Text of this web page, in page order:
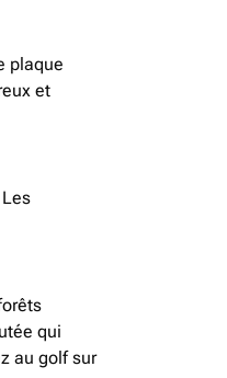
plaque
et
qui
au golf sur